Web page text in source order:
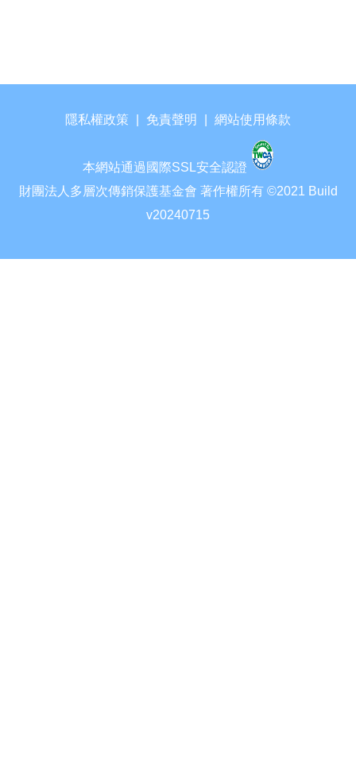
隱私權政策 免責聲明 網站使用條款
本網站通過國際SSL安全認證
財團法人多層次傳銷保護基金會 著作權所有 ©2021 Build
v20240715